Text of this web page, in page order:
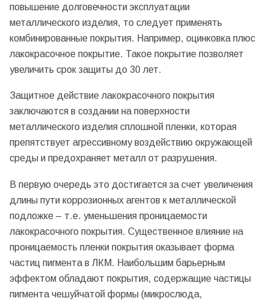
повышение долговечности эксплуатации
металлического изделия, то следует применять
комбинированные покрытия. Например, оцинковка плюс
лакокрасочное покрытие. Такое покрытие позволяет
увеличить срок защиты до 30 лет.
Защитное действие лакокрасочного покрытия
заключаются в создании на поверхности
металлического изделия сплошной пленки, которая
препятствует агрессивному воздействию окружающей
среды и предохраняет металл от разрушения.
В первую очередь это достигается за счет увеличения
длины пути коррозионных агентов к металлической
подложке – т.е. уменьшения проницаемости
лакокрасочного покрытия. Существенное влияние на
проницаемость пленки покрытия оказывает форма
частиц пигмента в ЛКМ. Наибольшим барьерным
эффектом обладают покрытия, содержащие частицы
пигмента чешуйчатой формы (микрослюда,